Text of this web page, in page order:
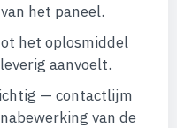
het paneel.
het oplosmiddel
aanvoelt.
— contactlijm
van de